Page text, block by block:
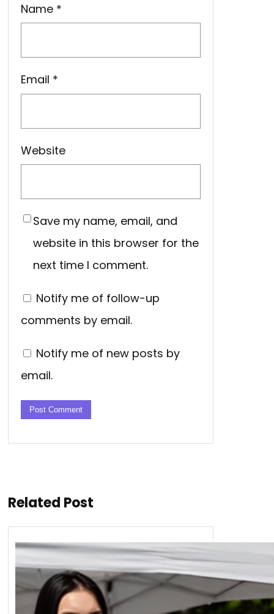
Name *
Email *
Website
Save my name, email, and
website in this browser for the
next time I comment.
Notify me of follow-up
comments by email.
Notify me of new posts by
email.
Related Post